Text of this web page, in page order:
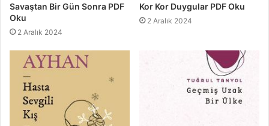
Savaştan Bir Gün Sonra PDF
Oku
2 Aralık 2024
Kor Kor Duygular PDF Oku
2 Aralık 2024